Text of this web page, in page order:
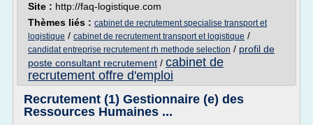
Site : http://faq-logistique.com
Thèmes liés : cabinet de recrutement specialise transport et
logistique / cabinet de recrutement transport et logistique /
candidat entreprise recrutement rh methode selection / profil de
poste consultant recrutement / cabinet de
recrutement offre d'emploi
Recrutement (1) Gestionnaire (e) des
Ressources Humaines ...